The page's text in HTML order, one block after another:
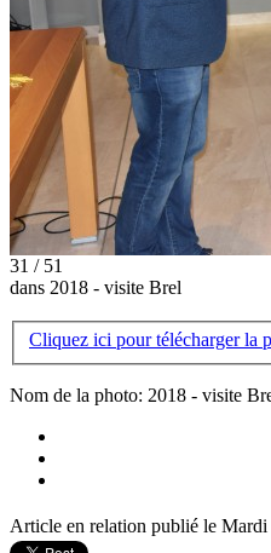
31 / 51
dans 2018 - visite Brel
Cliquez ici pour télécharger la
Nom de la photo: 2018 - visite
Article en relation publié le Mardi